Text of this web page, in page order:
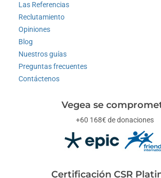
Las Referencias
Reclutamiento
Opiniones
Blog
Nuestros guías
Preguntas frecuentes
Contáctenos
Vegea se
+60 168€ de donaciones
Certificación CSR